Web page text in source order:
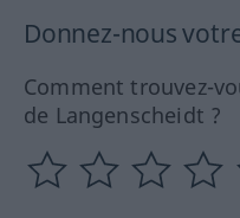
Donnez-nous
Comment trouvez-
de Langenscheidt ?